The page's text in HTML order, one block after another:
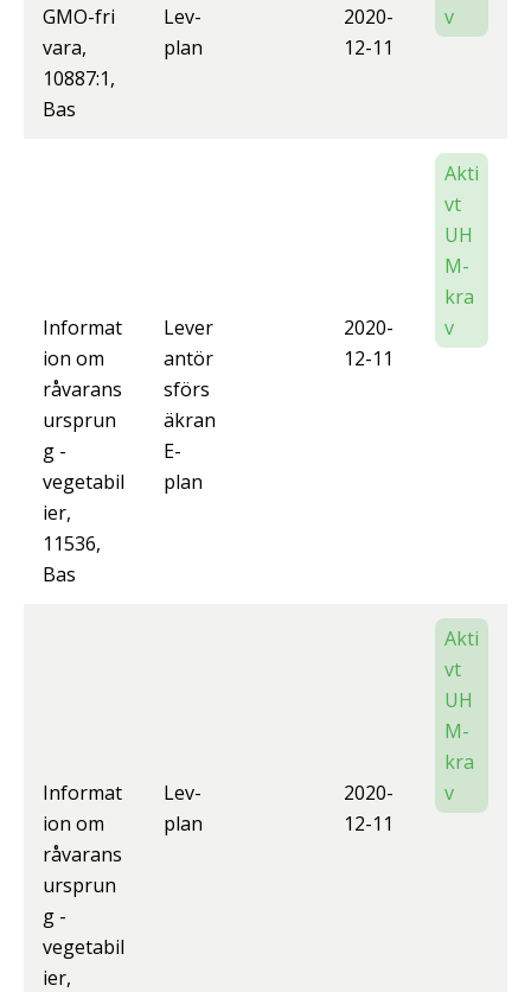
GMO-fri
vara,
10887:1,
Bas
Lev-
plan
2020-
12-11
v
Informat
ion om
råvarans
ursprun
g -
vegetabil
ier,
11536,
Bas
Lever
antör
sförs
äkran
E-
plan
2020-
12-11
Akti
vt
UH
M-
kra
v
Informat
ion om
råvarans
ursprun
g -
vegetabil
ier,
Lev-
plan
2020-
12-11
Akti
vt
UH
M-
kra
v